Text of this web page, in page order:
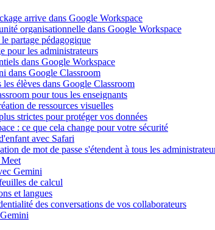
arrive dans Google Workspace
organisationnelle dans Google Workspace
partage pédagogique
pour les administrateurs
dans Google Workspace
dans Google Classroom
élèves dans Google Classroom
pour tous les enseignants
de ressources visuelles
strictes pour protéger vos données
: ce que cela change pour votre sécurité
avec Safari
de mot de passe s'étendent à tous les
Gemini
de calcul
et langues
des conversations de vos collaborateurs